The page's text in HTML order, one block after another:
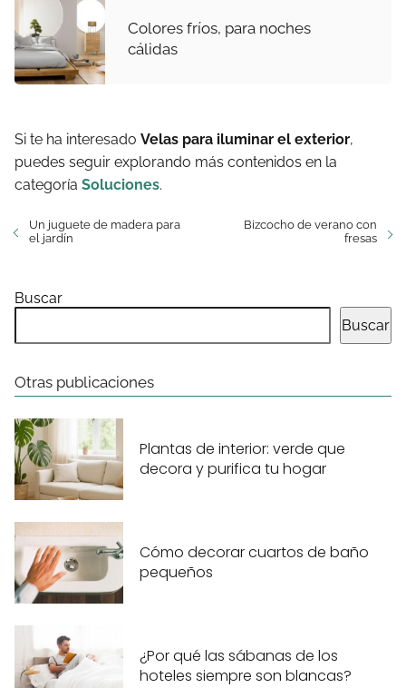
Colores fríos, para noches
cálidas
Si te ha interesado Velas para iluminar el exterior,
puedes seguir explorando más contenidos en la
categoría Soluciones.
Un juguete de madera para
el jardín
Bizcocho de verano con
fresas
Buscar
Buscar
Otras publicaciones
Plantas de interior: verde que
decora y purifica tu hogar
Cómo decorar cuartos de baño
pequeños
¿Por qué las sábanas de los
hoteles siempre son blancas?